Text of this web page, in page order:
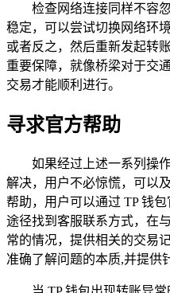
检查网络连接同样不容
稳定，可以尝试切换网络环
或者反之，然后重新发起转
重要保障，就像桥梁对于交
交易才能顺利进行。
寻求官方帮助
如果经过上述一系列操
解决，用户不必惊慌，可以
帮助，用户可以通过 TP 钱
途径找到客服联系方式，在
常的情况，提供相关的交易
准确了解问题的本质,并提供